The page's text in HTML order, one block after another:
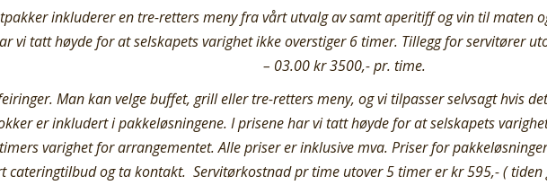
inkluderer en tre-retters meny fra vårt utvalg av samt aperitiff og vin til maten
vi tatt høyde for at selskapets varighet ikke overstiger 6 timer. Tillegg for servitører
– 03.00 kr 3500,- pr. time.
Man kan velge buffet, grill eller tre-retters meny, og vi tilpasser selvsagt hvis
er inkludert i pakkeløsningene. I prisene har vi tatt høyde for at selskapets
varighet for arrangementet. Alle priser er inklusive mva. Priser for
cateringtilbud og ta kontakt. Servitørkostnad pr time utover 5 timer er kr 595,- (